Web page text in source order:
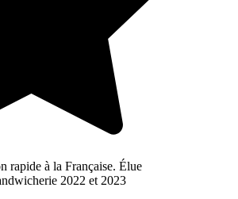
rapide à la Française. Élue
2022 et 2023